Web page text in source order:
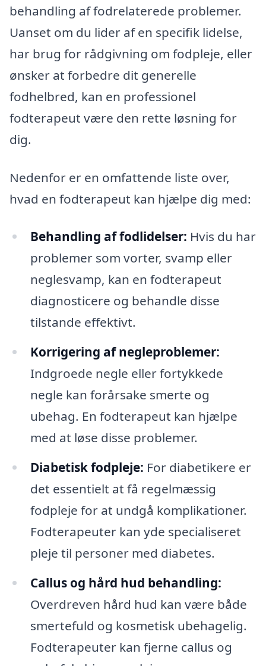
behandling af fodrelaterede problemer.
Uanset om du lider af en specifik lidelse,
har brug for rådgivning om fodpleje, eller
ønsker at forbedre dit generelle
fodhelbred, kan en professionel
fodterapeut være den rette løsning for
dig.
Nedenfor er en omfattende liste over,
hvad en fodterapeut kan hjælpe dig med:
Behandling af fodlidelser: Hvis du har
problemer som vorter, svamp eller
neglesvamp, kan en fodterapeut
diagnosticere og behandle disse
tilstande effektivt.
Korrigering af negleproblemer:
Indgroede negle eller fortykkede
negle kan forårsake smerte og
ubehag. En fodterapeut kan hjælpe
med at løse disse problemer.
Diabetisk fodpleje: For diabetikere er
det essentielt at få regelmæssig
fodpleje for at undgå komplikationer.
Fodterapeuter kan yde specialiseret
pleje til personer med diabetes.
Callus og hård hud behandling:
Overdreven hård hud kan være både
smertefuld og kosmetisk ubehagelig.
Fodterapeuter kan fjerne callus og